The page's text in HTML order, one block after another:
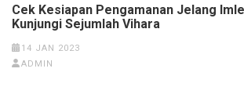
Cek Kesiapan Pengamanan Jelang
Kunjungi Sejumlah Vihara
14 JAN 2023
ADMIN